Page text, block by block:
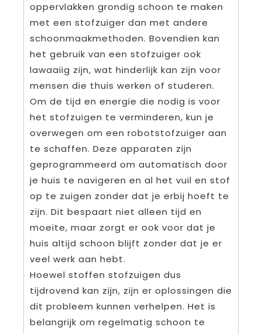
oppervlakken grondig schoon te maken
met een stofzuiger dan met andere
schoonmaakmethoden. Bovendien kan
het gebruik van een stofzuiger ook
lawaaiig zijn, wat hinderlijk kan zijn voor
mensen die thuis werken of studeren.
Om de tijd en energie die nodig is voor
het stofzuigen te verminderen, kun je
overwegen om een robotstofzuiger aan
te schaffen. Deze apparaten zijn
geprogrammeerd om automatisch door
je huis te navigeren en al het vuil en stof
op te zuigen zonder dat je erbij hoeft te
zijn. Dit bespaart niet alleen tijd en
moeite, maar zorgt er ook voor dat je
huis altijd schoon blijft zonder dat je er
veel werk aan hebt.
Hoewel stoffen stofzuigen dus
tijdrovend kan zijn, zijn er oplossingen die
dit probleem kunnen verhelpen. Het is
belangrijk om regelmatig schoon te